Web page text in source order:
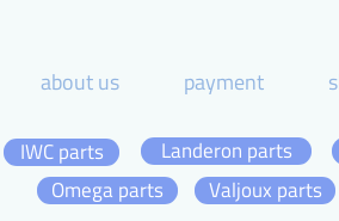
about us payment
Omega parts
IWC parts
Landeron parts
Valjoux parts